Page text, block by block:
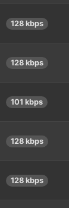
128 kbps
128 kbps
101 kbps
128 kbps
128 kbps